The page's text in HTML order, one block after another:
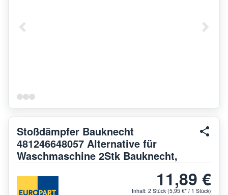
Stoßdämpfer Bauknecht
481246648057 Alternative für
Waschmaschine 2Stk Bauknecht,
11,89 €
Inhalt: 2 Stück (5,95 €* / 1 Stück)